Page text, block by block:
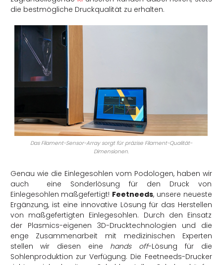
die bestmögliche Druckqualität zu erhalten.
Das Filament-Sensor-Array sorgt für präzise Filament-Qualität-
Dimensionen.
Genau wie die Einlegesohlen vom Podologen, haben wir
auch eine Sonderlösung für den Druck von
Einlegesohlen maßgefertigt! Feetneeds, unsere neueste
Ergänzung, ist eine innovative Lösung für das Herstellen
von maßgefertigten Einlegesohlen. Durch den Einsatz
der Plasmics-eigenen 3D-Drucktechnologien und die
enge Zusammenarbeit mit medizinischen Experten
stellen wir diesen eine hands off-Lösung für die
Sohlenproduktion zur Verfügung. Die Feetneeds-Drucker